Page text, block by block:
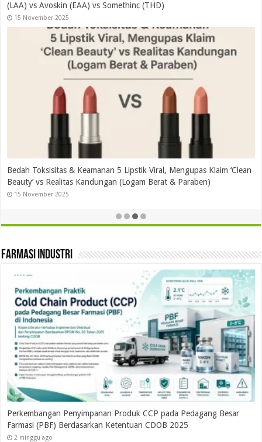
Mana Paling Stabil dan Aman?
15 November 2025
Farmasi Industri
Besar VALIDASI SISTEM KOMPUTER DI INDUSTRI FARMASI
2 minggu ago